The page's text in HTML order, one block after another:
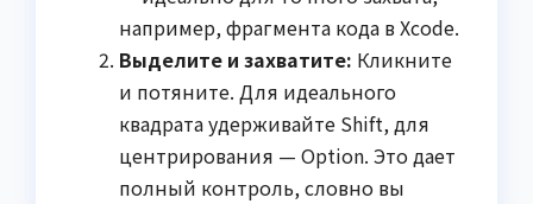
например, фрагмента кода в Xcode.
Выделите и захватите: Кликните
и потяните. Для идеального
квадрата удерживайте Shift, для
центрирования — Option. Это дает
полный контроль, словно вы